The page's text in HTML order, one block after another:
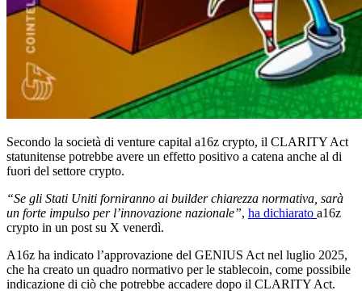
Secondo la società di venture capital a16z crypto, il CLARITY Act
statunitense potrebbe avere un effetto positivo a catena anche al di
fuori del settore crypto.
“Se gli Stati Uniti forniranno ai builder chiarezza normativa, sarà
un forte impulso per l’innovazione nazionale”, ha dichiarato a16z
crypto in un post su X venerdì.
A16z ha indicato l’approvazione del GENIUS Act nel luglio 2025,
che ha creato un quadro normativo per le stablecoin, come possibile
indicazione di ciò che potrebbe accadere dopo il CLARITY Act.